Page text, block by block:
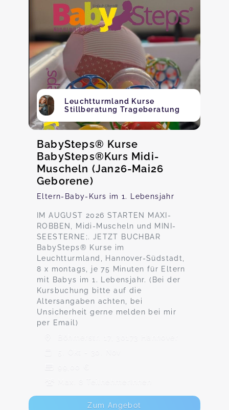
Leuchtturmland Kurse
Stillberatung Trageberatung
BabySteps® Kurse
BabySteps®Kurs Midi-
Muscheln (Jan26-Mai26
Geborene)
Eltern-Baby-Kurs im 1. Lebensjahr
IM AUGUST 2026 STARTEN MAXI-
ROBBEN, Midi-Muscheln und MINI-
SEESTERNE;. JETZT BUCHBAR
BabySteps® Kurse im
Leuchtturmland, Hannover-Südstadt,
8 x montags, je 75 Minuten für Eltern
mit Babys im 1. Lebensjahr. (Bei der
Kursbuchung bitte auf die
Altersangaben achten, bei
Unsicherheit gerne melden bei mir
per Email)
Böhmerstr. 17, 30173 Hannover
5. Okt - 30. Nov
99,00 €
Max. 8 TeilnehmerInnen
Zum Angebot